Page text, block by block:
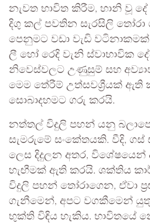
නැවත භාවිත කිරීම, හානි වූ
දිගු කල් පවතින සැරසිලි තෝරා
පෙනුමට වඩා වැඩි
ලී හෝ රෙදි වැනි ස්වාභාවික
නිවෙස්වලට උණුසුම් සහ
මෙම තේරීම් උත්සවශ්‍රීයක්
සොබාදහමට ගරු කරයි.
නත්තල් විදුලි පහන් යනු
සැමරුමේ සංකේතයකි. වීදි, ගස්
ලෙස දිදුලන අතර,
හැඟීමක් ඇති කරයි. ශක්තිය
විදුලි පහන් තෝරාගෙන, ඒවා
ගැනීමෙන්, අපට වගකීමෙන්
භුක්ති විඳිය හැකිය. භාවිතයේ